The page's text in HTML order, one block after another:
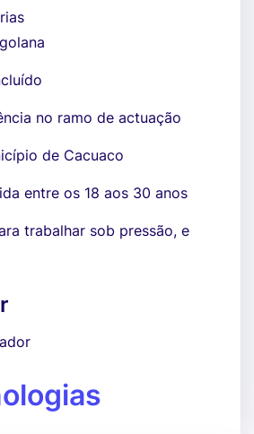
no ramo de actuação
de Cacuaco
entre os 18 aos 30 anos
trabalhar sob pressão, e